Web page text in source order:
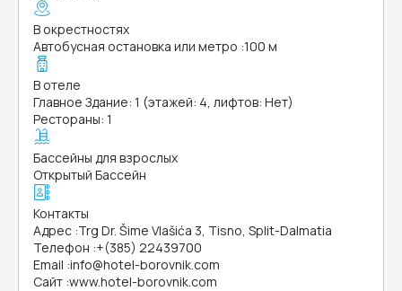
В окрестностях
Автобусная остановка или метро :100 м
В отеле
Главное Здание: 1 (этажей: 4, лифтов: Нет)
Рестораны: 1
Бассейны для взрослых
Открытый Бассейн
Контакты
Адрес :Trg Dr. Šime Vlašića 3, Tisno, Split-Dalmatia
Телефон :+(385) 22439700
Email :info@hotel-borovnik.com
Сайт :www.hotel-borovnik.com